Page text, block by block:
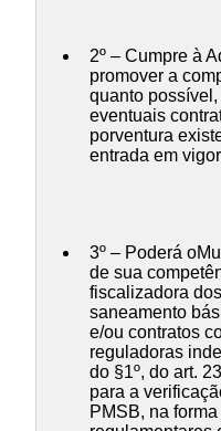
2º – Cumpre à
promover a
quanto
eventuais
porventura
entrada em
3º – Poderá
de sua
fiscalizadora
saneamento
e/ou contratos
reguladoras
do §1º, do art.
para a
PMSB, na